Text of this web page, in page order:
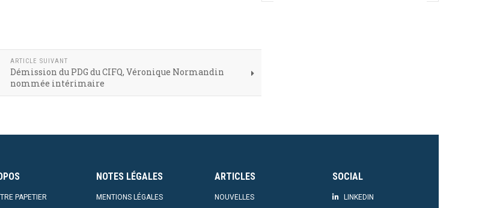
ARTICLE SUIVANT
Démission du PDG du CIFQ, Véronique Normandin
nommée intérimaire
PAPETIER
NOTES LÉGALES
MENTIONS LÉGALES
ARTICLES
NOUVELLES
SOCIAL
LINKEDIN